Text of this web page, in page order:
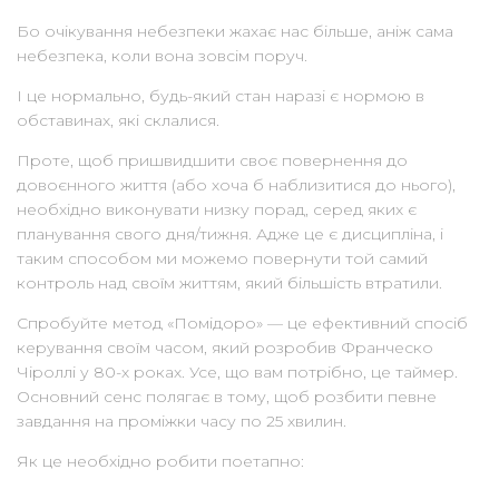
Бо очікування небезпеки жахає нас більше, аніж сама
небезпека, коли вона зовсім поруч.
І це нормально, будь-який стан наразі є нормою в
обставинах, які склалися.
Проте, щоб пришвидшити своє повернення до
довоєнного життя (або хоча б наблизитися до нього),
необхідно виконувати низку порад, серед яких є
планування свого дня/тижня. Адже це є дисципліна, і
таким способом ми можемо повернути той самий
контроль над своїм життям, який більшість втратили.
Спробуйте метод «Помідоро» — це ефективний спосіб
керування своїм часом, який розробив Франческо
Чіроллі у 80-х роках. Усе, що вам потрібно, це таймер.
Основний сенс полягає в тому, щоб розбити певне
завдання на проміжки часу по 25 хвилин.
Як це необхідно робити поетапно: